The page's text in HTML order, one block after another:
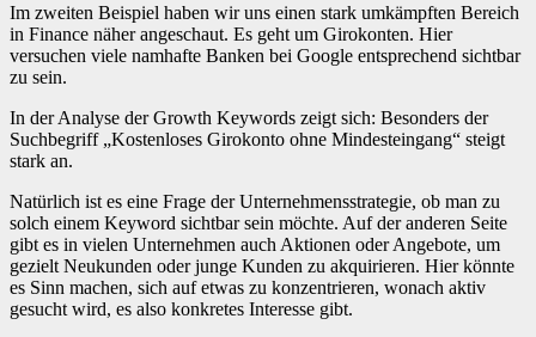
Im zweiten Beispiel haben wir uns einen stark umkämpften Bereich
in Finance näher angeschaut. Es geht um Girokonten. Hier
versuchen viele namhafte Banken bei Google entsprechend sichtbar
zu sein.
In der Analyse der Growth Keywords zeigt sich: Besonders der
Suchbegriff „Kostenloses Girokonto ohne Mindesteingang“ steigt
stark an.
Natürlich ist es eine Frage der Unternehmensstrategie, ob man zu
solch einem Keyword sichtbar sein möchte. Auf der anderen Seite
gibt es in vielen Unternehmen auch Aktionen oder Angebote, um
gezielt Neukunden oder junge Kunden zu akquirieren. Hier könnte
es Sinn machen, sich auf etwas zu konzentrieren, wonach aktiv
gesucht wird, es also konkretes Interesse gibt.